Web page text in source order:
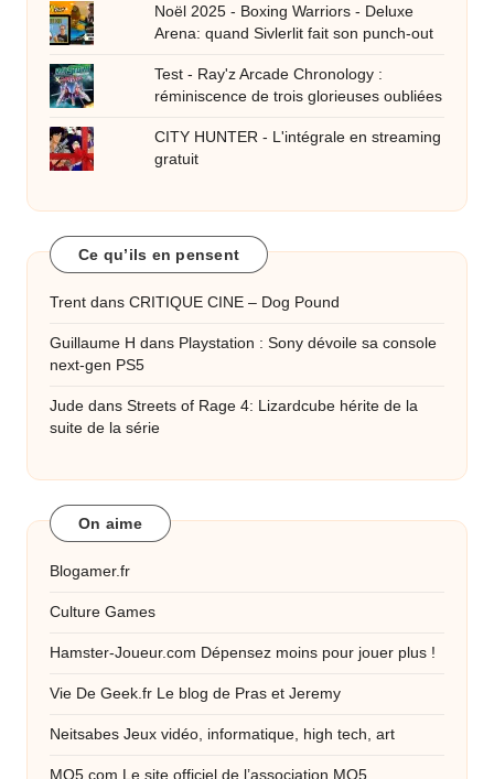
Noël 2025 - Boxing Warriors - Deluxe
Arena: quand Sivlerlit fait son punch-out
Test - Ray'z Arcade Chronology :
réminiscence de trois glorieuses oubliées
CITY HUNTER - L'intégrale en streaming
gratuit
Ce qu’ils en pensent
Trent dans CRITIQUE CINE – Dog Pound
Guillaume H dans Playstation : Sony dévoile sa console
next-gen PS5
Jude dans Streets of Rage 4: Lizardcube hérite de la
suite de la série
On aime
Blogamer.fr
Culture Games
Hamster-Joueur.com Dépensez moins pour jouer plus !
Vie De Geek.fr Le blog de Pras et Jeremy
Neitsabes Jeux vidéo, informatique, high tech, art
MO5.com Le site officiel de l’association MO5